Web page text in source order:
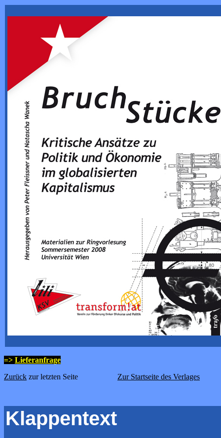
=> Lieferanfrage
Zurück zur letzten Seite Zur Startseite des Verlages
Klappentext